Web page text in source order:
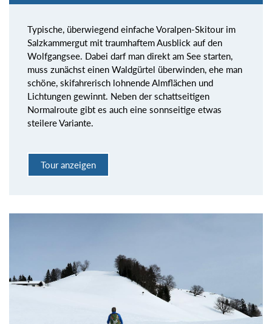
Typische, überwiegend einfache Voralpen-Skitour im
Salzkammergut mit traumhaftem Ausblick auf den
Wolfgangsee. Dabei darf man direkt am See starten,
muss zunächst einen Waldgürtel überwinden, ehe man
schöne, skifahrerisch lohnende Almflächen und
Lichtungen gewinnt. Neben der schattseitigen
Normalroute gibt es auch eine sonnseitige etwas
steilere Variante.
Tour anzeigen